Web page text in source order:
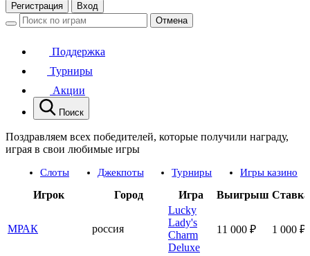
Регистрация
Вход
Отмена
Поддержка
Турниры
Акции
Поиск
Поздравляем всех победителей, которые получили награду,
играя в свои любимые игры
Слоты Джекпоты Турниры Игры казино
Игрок Город Игра Выигрыш Ставка
МРАК россия
Lucky
Lady's
Charm
Deluxe
11 000 ₽ 1 000 ₽